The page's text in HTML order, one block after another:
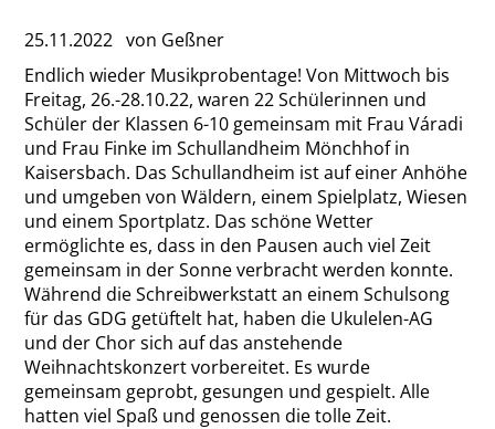
25.11.2022 von Geßner
Endlich wieder Musikprobentage! Von Mittwoch bis
Freitag, 26.-28.10.22, waren 22 Schülerinnen und
Schüler der Klassen 6-10 gemeinsam mit Frau Váradi
und Frau Finke im Schullandheim Mönchhof in
Kaisersbach. Das Schullandheim ist auf einer Anhöhe
und umgeben von Wäldern, einem Spielplatz, Wiesen
und einem Sportplatz. Das schöne Wetter
ermöglichte es, dass in den Pausen auch viel Zeit
gemeinsam in der Sonne verbracht werden konnte.
Während die Schreibwerkstatt an einem Schulsong
für das GDG getüftelt hat, haben die Ukulelen-AG
und der Chor sich auf das anstehende
Weihnachtskonzert vorbereitet. Es wurde
gemeinsam geprobt, gesungen und gespielt. Alle
hatten viel Spaß und genossen die tolle Zeit.
AGs &
Termine
News
Download